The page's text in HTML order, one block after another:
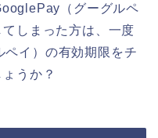
（グーグルペ
しまった方は、一度
イ）の有効期限をチ
うか？